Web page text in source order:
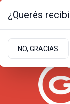
¿Querés
NO, GRACIAS